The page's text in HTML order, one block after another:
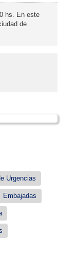
hs. En este
de
Urgencias
Embajadas